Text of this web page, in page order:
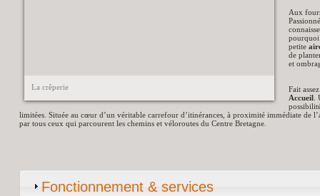
La crêperie
Aux
pourquoi
petite
de
et
Fait
Accueil
limitées. Située au cœur d’un véritable carrefour d’itinérances, à proximité immédiate de
par tous ceux qui parcourent les chemins et véloroutes du Centre Bretagne.
Fonctionnement & services